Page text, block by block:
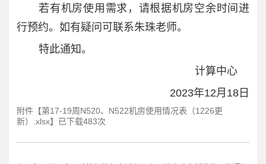
若有机房使用需求，请根据机房空余时间进
行预约。如有疑问可联系朱珠老师。
特此通知。
计算中心
2023年12月18日
附件【第17-19周N520、N522机房使用情况表（1226更
新）.xlsx】已下载483次